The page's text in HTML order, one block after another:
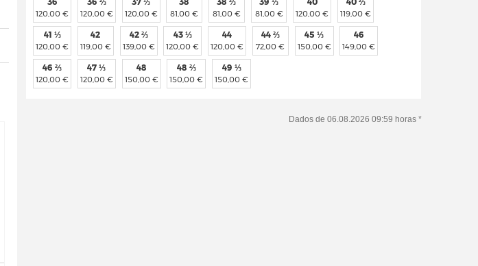
120,00 € 120,00 € 120,00 € 81,00 € 81,00 € 81,00 € 120,00 € 119,00 €
41 ⅓
120,00 €
42
119,00 €
42 ⅔
139,00 €
43 ⅓
120,00 €
44
120,00 €
44 ⅔
72,00 €
45 ⅓
150,00 €
46
149,00 €
46 ⅔
120,00 €
47 ⅓
120,00 €
48
150,00 €
48 ⅔
150,00 €
49 ⅓
150,00 €
Dados de 06.08.2026 09:59 horas *